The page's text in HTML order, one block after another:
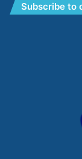
Subscribe to